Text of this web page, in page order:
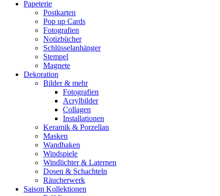
Papeterie
Postkarten
Pop up Cards
Fotografien
Notizbücher
Schlüsselanhänger
Stempel
Magnete
Dekoration
Bilder & mehr
Fotografien
Acrylbilder
Collagen
Installationen
Keramik & Porzellan
Masken
Wandhaken
Windspiele
Windlichter & Laternen
Dosen & Schachteln
Räucherwerk
Saison Kollektionen